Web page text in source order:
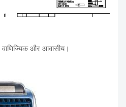
वाणिज्यिक और आवासीय।